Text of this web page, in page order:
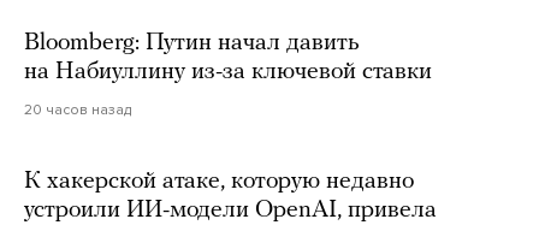
Bloomberg: Путин начал давить
на Набиуллину из-за ключевой ставки
20 часов назад
К хакерской атаке, которую недавно
устроили ИИ-модели OpenAI, привела